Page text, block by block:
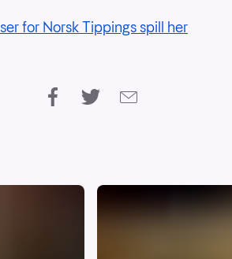
for Norsk Tippings spill her